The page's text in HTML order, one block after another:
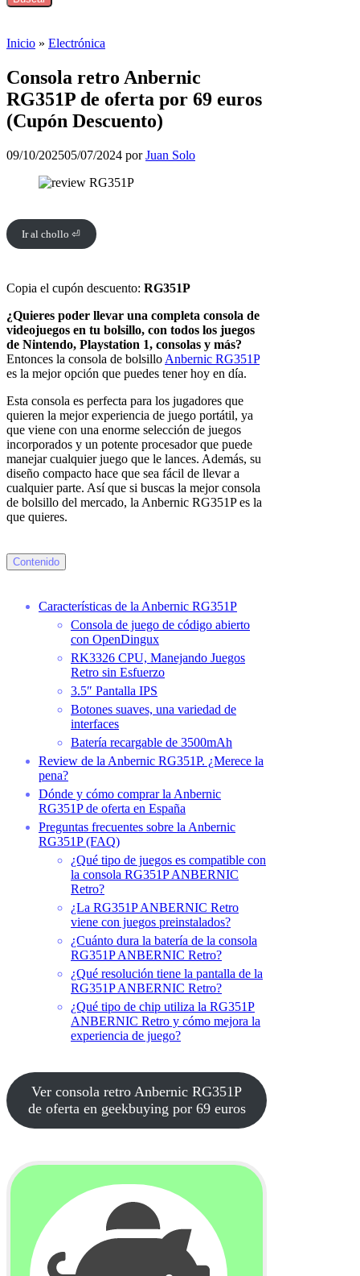
Inicio » Electrónica
Consola retro Anbernic
RG351P de oferta por 69 euros
(Cupón Descuento)
09/10/202505/07/2024 porJuan Solo
Ir al chollo ⏎
Copia el cupón descuento: RG351P
¿Quieres poder llevar una completa consola de
videojuegos en tu bolsillo, con todos los juegos
de Nintendo, Playstation 1, consolas y más?
Entonces la consola de bolsilloAnbernic RG351P
es la mejor opción que puedes tener hoy en día.
Esta consola es perfecta para los jugadores que
quieren la mejor experiencia de juego portátil, ya
que viene con una enorme selección de juegos
incorporados y un potente procesador que puede
manejar cualquier juego que le lances. Además, su
diseño compacto hace que sea fácil de llevar a
cualquier parte. Así que si buscas la mejor consola
de bolsillo del mercado, la Anbernic RG351P es la
que quieres.
Contenido
Características de la Anbernic RG351P
Consola de juego de código abierto
con OpenDingux
RK3326 CPU, Manejando Juegos
Retro sin Esfuerzo
3.5″ Pantalla IPS
Botones suaves, una variedad de
interfaces
Batería recargable de 3500mAh
Review de la Anbernic RG351P. ¿Merece la
pena?
Dónde y cómo comprar la Anbernic
RG351P de oferta en España
Preguntas frecuentes sobre la Anbernic
RG351P (FAQ)
¿Qué tipo de juegos es compatible con
la consola RG351P ANBERNIC
Retro?
¿La RG351P ANBERNIC Retro
viene con juegos preinstalados?
¿Cuánto dura la batería de la consola
RG351P ANBERNIC Retro?
¿Qué resolución tiene la pantalla de la
RG351P ANBERNIC Retro?
¿Qué tipo de chip utiliza la RG351P
ANBERNIC Retro y cómo mejora la
experiencia de juego?
Ver consola retro Anbernic RG351P
de oferta en geekbuying por 69 euros